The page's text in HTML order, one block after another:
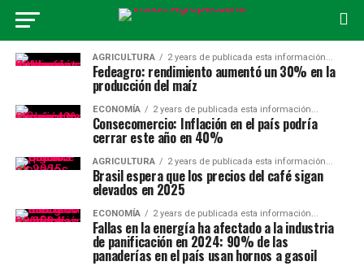
AGRICULTURA 2 years de publicada esta información...
Fedeagro: rendimiento aumentó un 30% en la
producción del maíz
ECONOMÍA 2 years de publicada esta información...
Consecomercio: Inflación en el país podría
cerrar este año en 40%
AGRICULTURA 2 years de publicada esta información...
Brasil espera que los precios del café sigan
elevados en 2025
ECONOMÍA 2 years de publicada esta información...
Fallas en la energía ha afectado a la industria
de panificación en 2024: 90% de las
panaderías en el país usan hornos a gasoil